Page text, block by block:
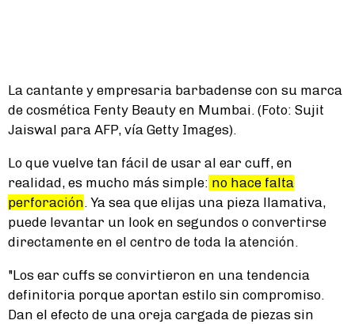
La cantante y empresaria barbadense con su marca
de cosmética Fenty Beauty en Mumbai. (Foto: Sujit
Jaiswal para AFP, vía Getty Images).
Lo que vuelve tan fácil de usar al ear cuff, en
realidad, es mucho más simple: no hace falta
perforación. Ya sea que elijas una pieza llamativa,
puede levantar un look en segundos o convertirse
directamente en el centro de toda la atención.
"Los ear cuffs se convirtieron en una tendencia
definitoria porque aportan estilo sin compromiso.
Dan el efecto de una oreja cargada de piezas sin